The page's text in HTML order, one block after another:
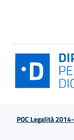
POC Legalità